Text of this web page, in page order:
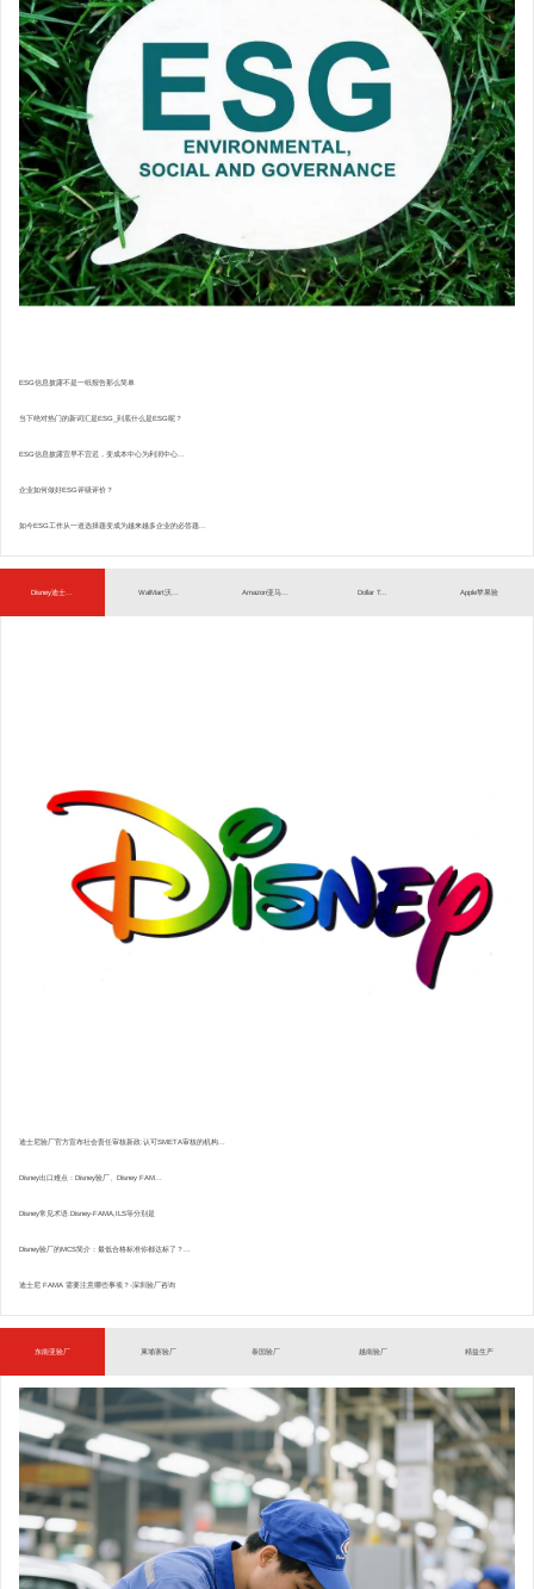
ESG信息披露不是一纸报告那么简单
当下绝对热门的新词汇是ESG_到底什么是ESG呢？
ESG信息披露宜早不宜迟，变成本中心为利润中心...
企业如何做好ESG评级评价？
如今ESG工作从一道选择题变成为越来越多企业的必答题...
Disney迪士... WalMart沃... Amazon亚马... Dollar T... Apple苹果验
迪士尼验厂官方宣布社会责任审核新政:认可SMETA审核的机构...
Disney出口难点：Disney验厂、Disney FAM...
Disney常见术语.Disney-FAMA,ILS等分别是
Disney验厂的MCS简介：最低合格标准你都达标了？...
迪士尼 FAMA 需要注意哪些事项？-深圳验厂咨询
东南亚验厂 柬埔寨验厂 泰国验厂 越南验厂 精益生产